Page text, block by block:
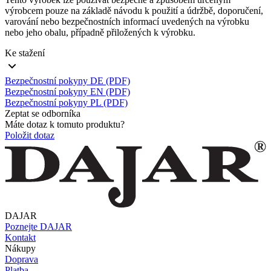
výrobcem pouze na základě návodu k použití a údržbě, doporučení,
varování nebo bezpečnostních informací uvedených na výrobku
nebo jeho obalu, případně přiložených k výrobku.
Ke stažení
Bezpečnostní pokyny DE (PDF)
Bezpečnostní pokyny EN (PDF)
Bezpečnostní pokyny PL (PDF)
Zeptat se odborníka
Máte dotaz k tomuto produktu?
Položit dotaz
DAJAR
Poznejte DAJAR
Kontakt
Nákupy
Doprava